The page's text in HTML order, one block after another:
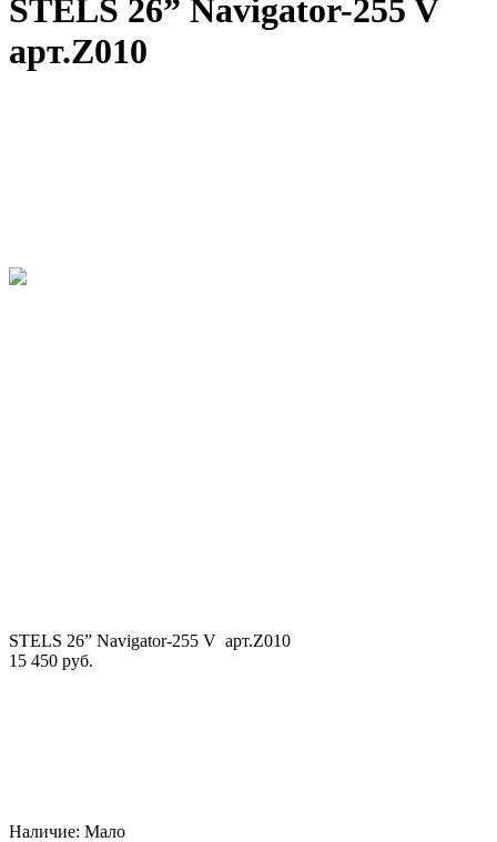
STELS 26” Navigator-255 V
арт.Z010
STELS 26” Navigator-255 V арт.Z010
15 450 руб.
Наличие: Мало